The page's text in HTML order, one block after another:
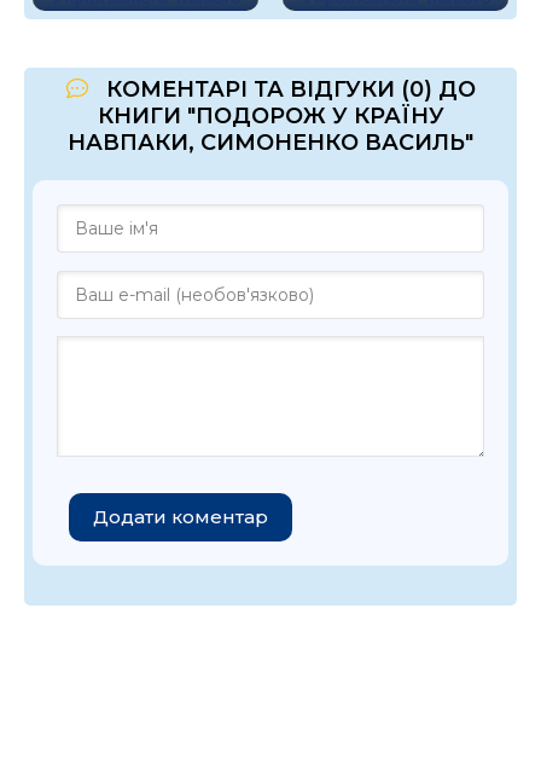
КОМЕНТАРІ ТА ВІДГУКИ (0) ДО
КНИГИ "ПОДОРОЖ У КРАЇНУ
НАВПАКИ, СИМОНЕНКО ВАСИЛЬ"
Додати коментар